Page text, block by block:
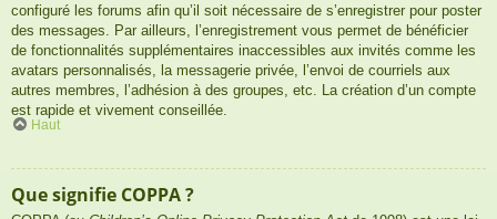
configuré les forums afin qu’il soit nécessaire de s’enregistrer pour poster
des messages. Par ailleurs, l’enregistrement vous permet de bénéficier
de fonctionnalités supplémentaires inaccessibles aux invités comme les
avatars personnalisés, la messagerie privée, l’envoi de courriels aux
autres membres, l’adhésion à des groupes, etc. La création d’un compte
est rapide et vivement conseillée.
Haut
Que signifie COPPA ?